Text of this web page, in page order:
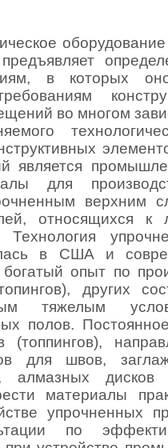
в которых
во многом
является
для
верхним
относящихся к
Технология
в США и
опыт по
других
тяжелым
полов.
(топпингов),
для швов,
алмазных
материалы
упрочненных
по